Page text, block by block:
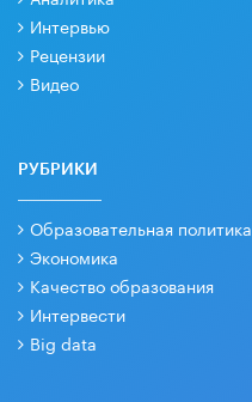
Интервью
Рецензии
Видео
РУБРИКИ
Образовательная политика
Экономика
Качество образования
Интервести
Big data